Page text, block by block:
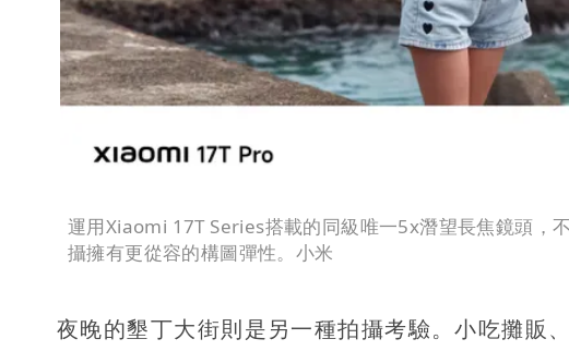
運用Xiaomi 17T Series搭載的同級唯一5x潛望長焦鏡頭，
攝擁有更從容的構圖彈性。小米
夜晚的墾丁大街則是另一種拍攝考驗。小吃攤販